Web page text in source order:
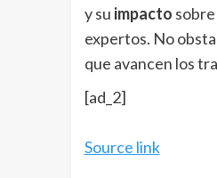
y su impacto
expertos. No
que avancen los
[ad_2]
Source link